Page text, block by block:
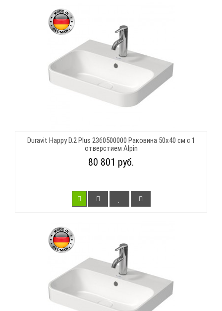
Duravit Happy D.2 Plus 2360500000 Раковина 50х40 см с 1
отверстием Alpin
80 801 руб.